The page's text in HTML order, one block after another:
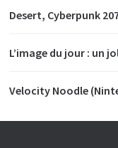
Desert, Cyberpunk
L’image du jour : un
Velocity Noodle